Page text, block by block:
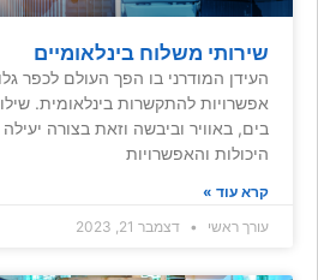
שירותי משלוח בינלאומיים
העידן המודרני בו הפך העולם לכפר
אפשרויות להתקשרות בינלאומית.
בים, באוויר וביבשה וזאת בצורה
היכולות והאפשרויות
קרא עוד »
עורך ראשי
דצמבר 21, 2023